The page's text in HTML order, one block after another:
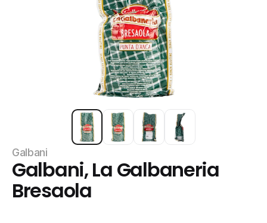
Galbani
Galbani, La Galbaneria
Bresaola